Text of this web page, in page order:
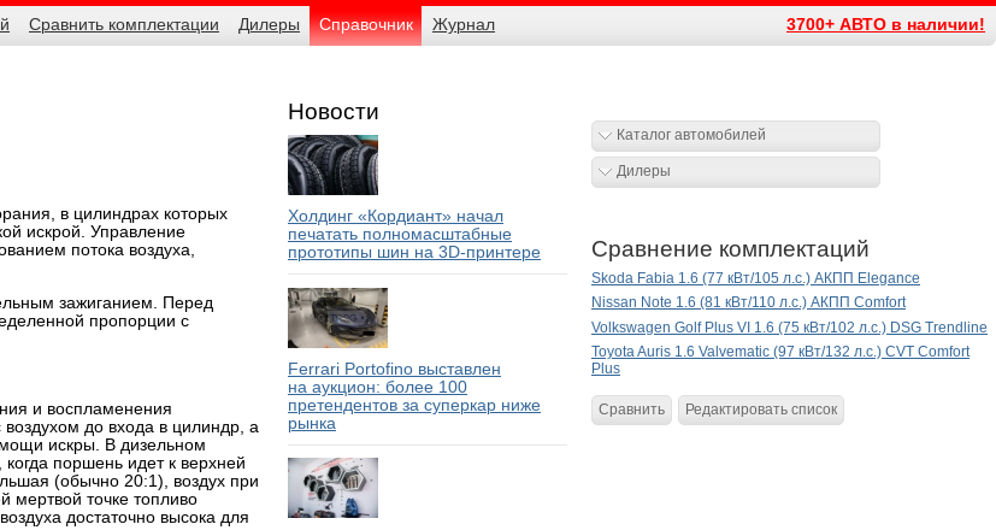
Сравнить комплектации Дилеры Справочник Журнал 3700+ АВТО в наличии!
в цилиндрах которых
искрой. Управление
потока воздуха,
зажиганием. Перед
пропорции с
и воспламенения
до входа в цилиндр, а
искры. В дизельном
поршень идет к верхней
(обычно 20:1), воздух при
мертвой точке топливо
достаточно высока для
Новости
Холдинг «Кордиант» начал
печатать полномасштабные
прототипы шин на 3D-принтере
Ferrari Portofino выставлен
на аукцион: более 100
претендентов за суперкар ниже
рынка
Каталог автомобилей
Дилеры
Сравнение комплектаций
Skoda Fabia 1.6 (77 кВт/105 л.с.) АКПП Elegance
Nissan Note 1.6 (81 кВт/110 л.с.) АКПП Comfort
Volkswagen Golf Plus VI 1.6 (75 кВт/102 л.с.) DSG Trendline
Toyota Auris 1.6 Valvematic (97 кВт/132 л.с.) CVT Comfort
Plus
Сравнить Редактировать список